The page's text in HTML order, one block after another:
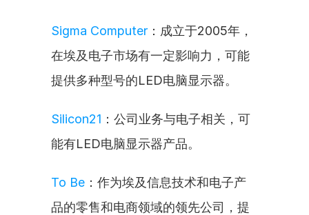
Sigma Computer ：成立于2005年，
在埃及电子市场有一定影响力，可能
提供多种型号的LED电脑显示器。
Silicon21 ：公司业务与电子相关，可
能有LED电脑显示器产品。
To Be ：作为埃及信息技术和电子产
品的零售和电商领域的领先公司，提